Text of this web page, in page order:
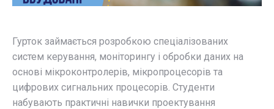
Гурток займається розробкою спеціалізованих
систем керування, моніторингу і обробки даних на
основі мікроконтролерів, мікропроцесорів та
цифрових сигнальних процесорів. Студенти
набувають практичні навички проектування